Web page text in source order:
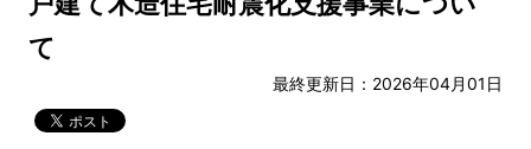
て
最終更新日：2026年04月01日